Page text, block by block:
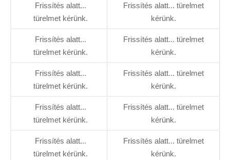
Frissítés alatt...
türelmet kérünk.
Frissítés alatt... türelmet
kérünk.
Frissítés alatt...
türelmet kérünk.
Frissítés alatt... türelmet
kérünk.
Frissítés alatt...
türelmet kérünk.
Frissítés alatt... türelmet
kérünk.
Frissítés alatt...
türelmet kérünk.
Frissítés alatt... türelmet
kérünk.
Frissítés alatt...
türelmet kérünk.
Frissítés alatt... türelmet
kérünk.